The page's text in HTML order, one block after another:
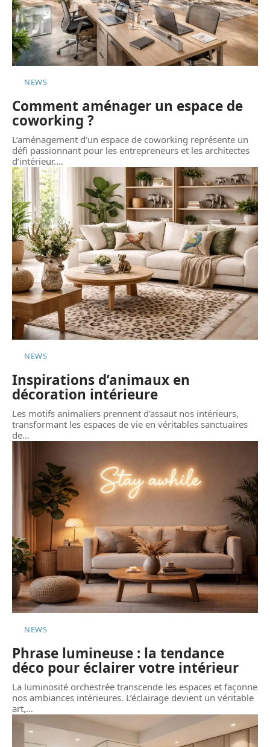
NEWS
Comment aménager un espace de
coworking ?
L’aménagement d’un espace de coworking représente un
défi passionnant pour les entrepreneurs et les architectes
d’intérieur.…
NEWS
Inspirations d’animaux en
décoration intérieure
Les motifs animaliers prennent d'assaut nos intérieurs,
transformant les espaces de vie en véritables sanctuaires
de…
NEWS
Phrase lumineuse : la tendance
déco pour éclairer votre intérieur
La luminosité orchestrée transcende les espaces et façonne
nos ambiances intérieures. L’éclairage devient un véritable
art,…